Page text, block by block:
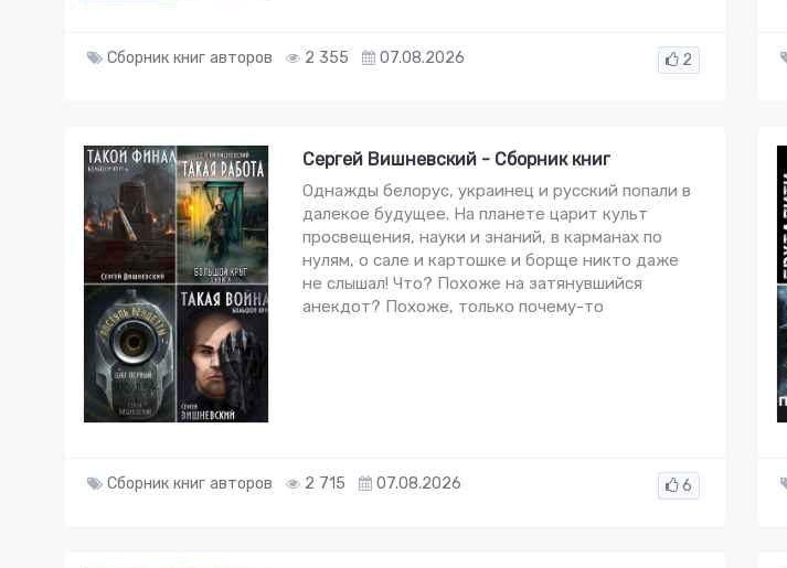
Сборник книг авторов 2 355 07.08.2026 2
Сергей Вишневский - Сборник книг
Однажды белорус, украинец и русский попали в
далекое будущее. На планете царит культ
просвещения, науки и знаний, в карманах по
нулям, о сале и картошке и борще никто даже
не слышал! Что? Похоже на затянувшийся
анекдот? Похоже, только почему-то
Сборник книг авторов 2 715 07.08.2026 6